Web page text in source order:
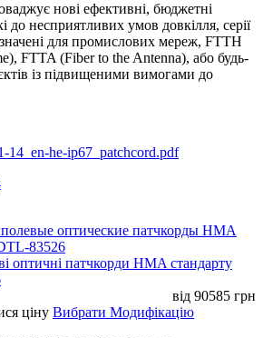
нові ефективні, бюджетні
до несприятливих умов довкілля, серії
для промислових мереж, FTTH
FTTA (Fiber to the Antenna), або будь-
із підвищеними вимогами до
14_en-he-ip67_patchcord.pdf
оптичні патчкорди HMA стандарту
від 90585 грн
ціну Вибрати Модифікацію